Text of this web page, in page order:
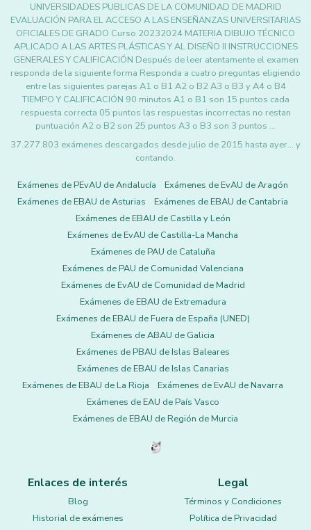
UNIVERSIDADES PUBLICAS DE LA COMUNIDAD DE MADRID
EVALUACIÓN PARA EL ACCESO A LAS ENSEÑANZAS UNIVERSITARIAS
OFICIALES DE GRADO Curso 20232024 MATERIA DIBUJO TÉCNICO
APLICADO A LAS ARTES PLÁSTICAS Y AL DISEÑO II INSTRUCCIONES
GENERALES Y CALIFICACIÓN Después de leer atentamente el examen
responda de la siguiente forma Responda a cuatro preguntas eligiendo
entre las siguientes parejas A1 o B1 A2 o B2 A3 o B3 y A4 o B4
TIEMPO Y CALIFICACIÓN 90 minutos A1 o B1 son 15 puntos cada
respuesta correcta 05 puntos las respuestas incorrectas no restan
puntuación A2 o B2 son 25 puntos A3 o B3 son 3 puntos …
37.277.803 exámenes descargados desde julio de 2015 hasta ayer... y
contando.
Exámenes de PEvAU de Andalucía
Exámenes de EvAU de Aragón
Exámenes de EBAU de Asturias
Exámenes de EBAU de Cantabria
Exámenes de EBAU de Castilla y León
Exámenes de EvAU de Castilla-La Mancha
Exámenes de PAU de Cataluña
Exámenes de PAU de Comunidad Valenciana
Exámenes de EvAU de Comunidad de Madrid
Exámenes de EBAU de Extremadura
Exámenes de EBAU de Fuera de España (UNED)
Exámenes de ABAU de Galicia
Exámenes de PBAU de Islas Baleares
Exámenes de EBAU de Islas Canarias
Exámenes de EBAU de La Rioja
Exámenes de EvAU de Navarra
Exámenes de EAU de País Vasco
Exámenes de EBAU de Región de Murcia
Enlaces de interés
Blog
Historial de exámenes
Legal
Términos y Condiciones
Política de Privacidad